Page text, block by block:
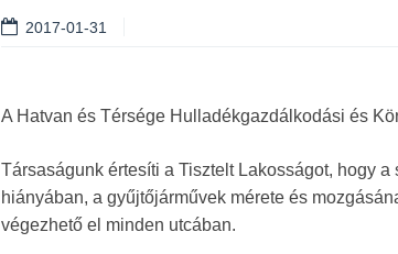
2017-01-31
A Hatvan és Térsége Hulladékgazdálkodási és
Társaságunk értesíti a Tisztelt Lakosságot, hogy
hiányában, a gyűjtőjárművek mérete és
végezhető el minden utcában.